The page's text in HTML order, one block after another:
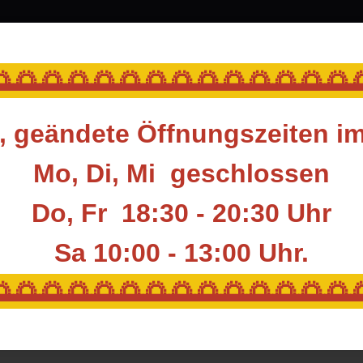
geändete Öffnungszeiten
Mo, Di, Mi geschlossen
Do, Fr 18:30 - 20:30 Uhr
Sa 10:00 - 13:00 Uhr.
Artikelnummer:EA-PIN-ACE
Hersteller: EASTON
A/C/E Nock Pin (8/gr) passt